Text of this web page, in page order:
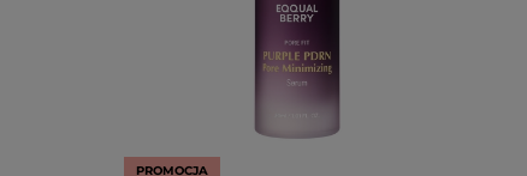
PROMOCJA